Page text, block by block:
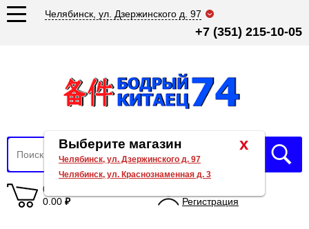
Челябинск, ул. Дзержинского д. 97
+7 (351) 215-10-05
0 товаров
0.00 ₽
Регистрация
x
Выберите магазин
Челябинск, ул. Дзержинского д. 97
Челябинск, ул. Краснознаменная д. 3